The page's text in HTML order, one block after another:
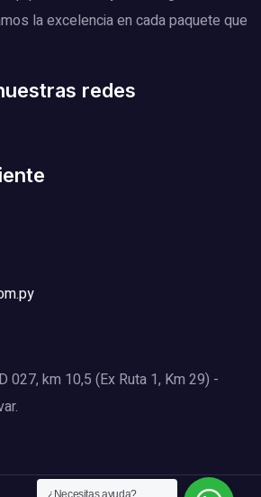
la excelencia en cada paquete que
redes
027, km 10,5 (Ex Ruta 1, Km 29) -
¿Necesitas ayuda?